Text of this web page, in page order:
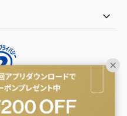
| TANP（タンプ）